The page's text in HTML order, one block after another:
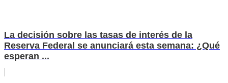
La decisión sobre las tasas de interés de la
Reserva Federal se anunciará esta semana: ¿Qué
esperan ...